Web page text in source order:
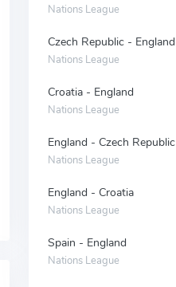
Nations League
Czech Republic - England
Nations League
Croatia - England
Nations League
England - Czech Republic
Nations League
England - Croatia
Nations League
Spain - England
Nations League